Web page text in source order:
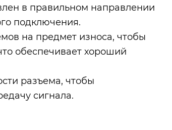
в правильном направлении
подключения.
на предмет износа, чтобы
обеспечивает хороший
разъема, чтобы
сигнала.